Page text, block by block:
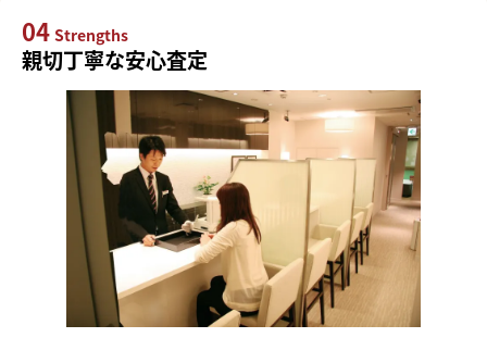
04 Strengths
親切丁寧な安心査定